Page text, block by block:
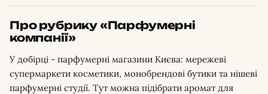
Про рубрику «Парфумерні
компанії»
У добірці - парфумерні магазини Києва: мережеві
супермаркети косметики, монобрендові бутики та нішеві
парфумерні студії. Тут можна підібрати аромат для